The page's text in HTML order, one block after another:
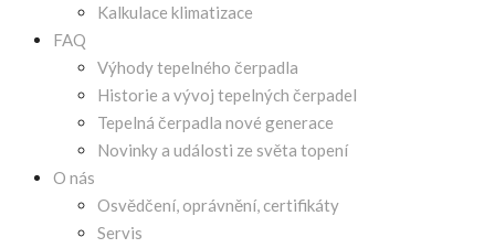
Kalkulace klimatizace
FAQ
Výhody tepelného čerpadla
Historie a vývoj tepelných čerpadel
Tepelná čerpadla nové generace
Novinky a události ze světa topení
O nás
Osvědčení, oprávnění, certifikáty
Servis